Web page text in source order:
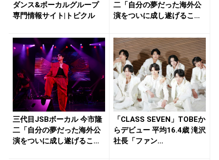
ダンス&ボーカルグループ
専門情報サイト|トピクル
二「自分の夢だった海外公
演をついに成し遂げること
三代目JSBボーカル 今市隆
二「自分の夢だった海外公
演をついに成し遂げること
「CLASS SEVEN」TOBEか
らデビュー 平均16.4歳 滝沢
社長「ファン...